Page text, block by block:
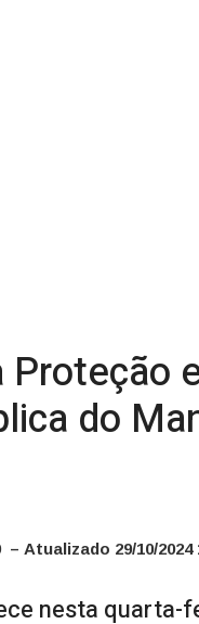
Proteção
do
– Atualizado 29/10/2024
nesta quarta-